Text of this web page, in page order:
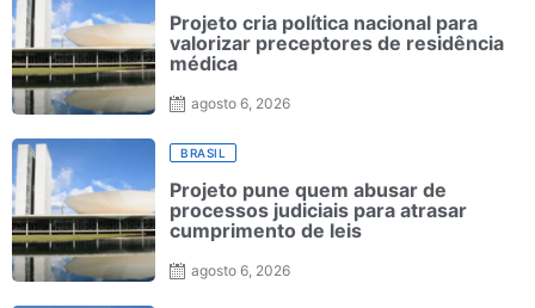
Projeto cria política nacional para
valorizar preceptores de residência
médica
agosto 6, 2026
BRASIL
Projeto pune quem abusar de
processos judiciais para atrasar
cumprimento de leis
agosto 6, 2026